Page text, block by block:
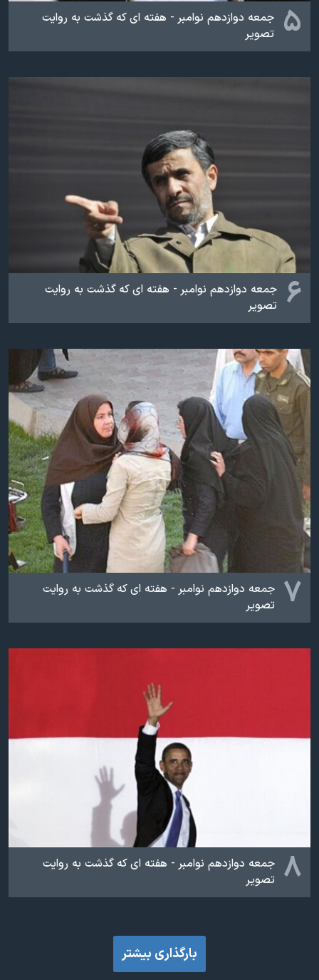
۵ جمعه دوازدهم نوامبر - هفته ای که گذشت به روایت
تصویر
۶ جمعه دوازدهم نوامبر - هفته ای که گذشت به روایت
تصویر
۷ جمعه دوازدهم نوامبر - هفته ای که گذشت به روایت
تصویر
۸ جمعه دوازدهم نوامبر - هفته ای که گذشت به روایت
تصویر
بارگذاری بیشتر